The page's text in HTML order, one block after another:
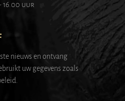
16.00 uur
nieuws en ontvang
uw gegevens zoals